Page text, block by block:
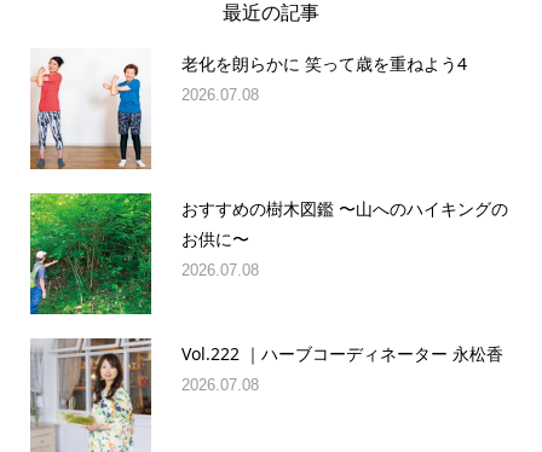
最近の記事
老化を朗らかに 笑って歳を重ねよう4
2026.07.08
おすすめの樹木図鑑 〜山へのハイキングの
お供に〜
2026.07.08
Vol.222 ｜ハーブコーディネーター 永松香
2026.07.08